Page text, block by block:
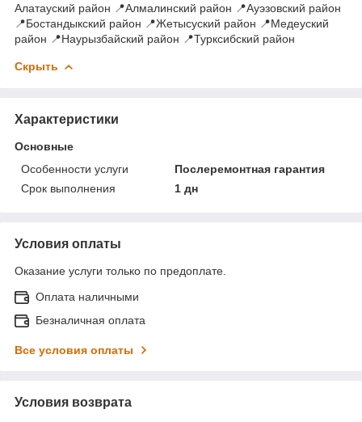
Алатауский район 📍Алмалинский район 📍Ауэзовский район
📍Бостандыкский район 📍Жетысуский район 📍Медеуский
район 📍Наурызбайский район 📍Турксибский район
Скрыть
Характеристики
Основные
Особенности услуги
Послеремонтная гарантия
Срок выполнения
1 дн
Условия оплаты
Оказание услуги только по предоплате.
Оплата наличными
Безналичная оплата
Все условия оплаты
Условия возврата